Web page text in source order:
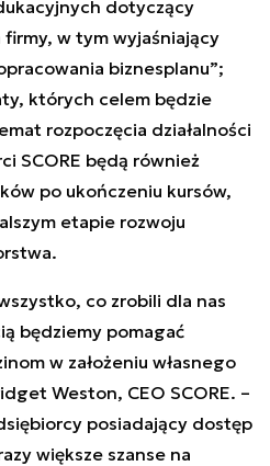
dotyczący
firmy, w tym wyjaśniający
biznesplanu”;
których celem będzie
rozpoczęcia działalności
SCORE będą również
po ukończeniu kursów,
etapie rozwoju
co zrobili dla nas
będziemy pomagać
w założeniu własnego
Weston, CEO SCORE. –
posiadający dostęp
większe szanse na